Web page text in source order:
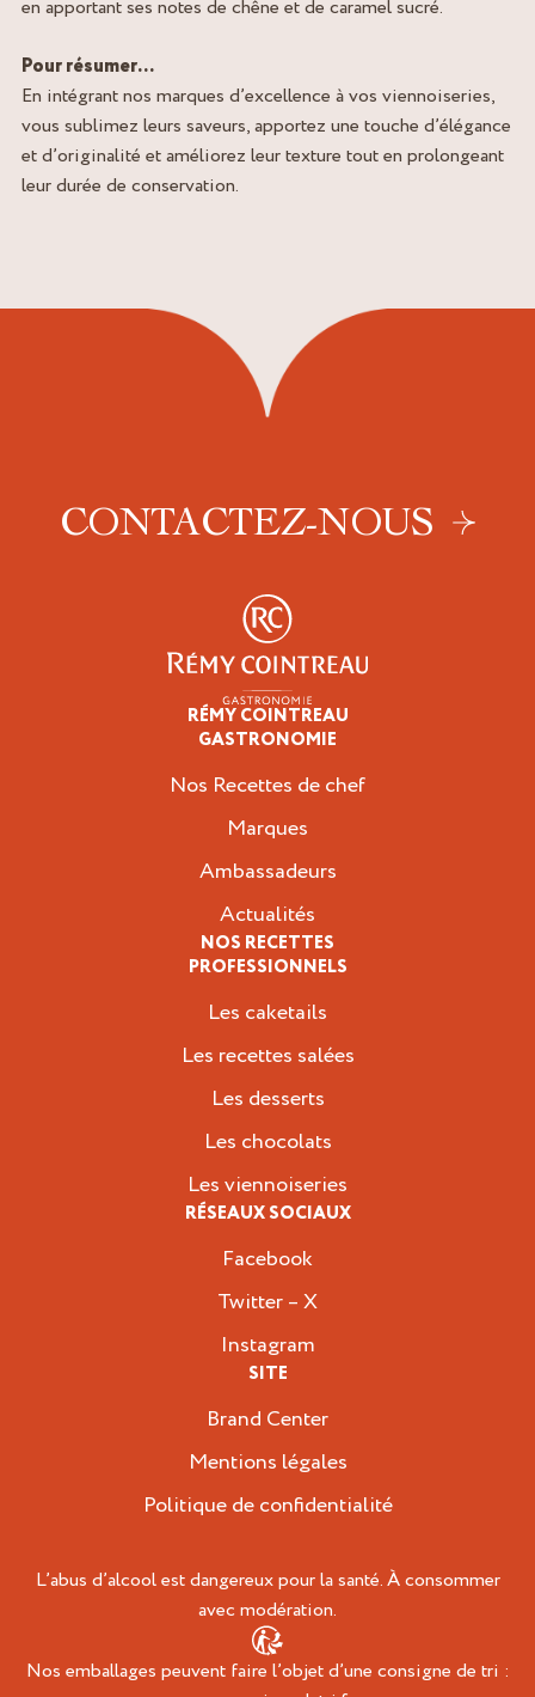
en apportant ses notes de chêne et de caramel sucré.
Pour résumer…
En intégrant nos marques d’excellence à vos viennoiseries,
vous sublimez leurs saveurs, apportez une touche d’élégance
et d’originalité et améliorez leur texture tout en prolongeant
leur durée de conservation.
CONTACTEZ-NOUS
RÉMY COINTREAU
GASTRONOMIE
Nos Recettes de chef
Marques
Ambassadeurs
Actualités
NOS RECETTES
PROFESSIONNELS
Les caketails
Les recettes salées
Les desserts
Les chocolats
Les viennoiseries
RÉSEAUX SOCIAUX
Facebook
Twitter – X
Instagram
SITE
Brand Center
Mentions légales
Politique de confidentialité
L’abus d’alcool est dangereux pour la santé. À consommer
avec modération.
Nos emballages peuvent faire l’objet d’une consigne de tri :